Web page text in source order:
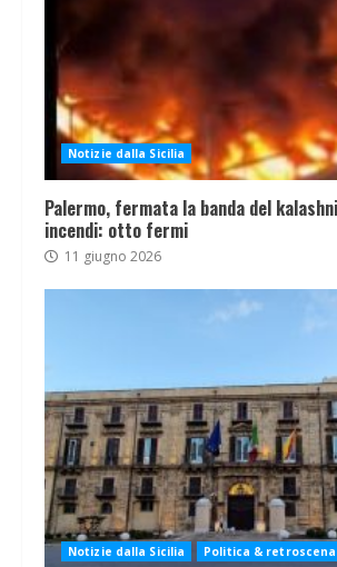
Notizie dalla Sicilia
Palermo, fermata la banda del
incendi: otto fermi
11 giugno 2026
Notizie dalla Sicilia Politica & retroscena